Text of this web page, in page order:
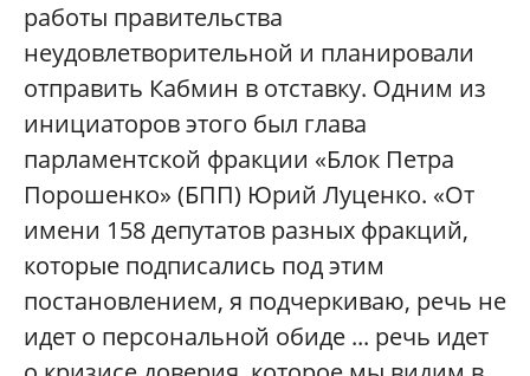
работы правительства
неудовлетворительной и планировали
отправить Кабмин в отставку. Одним из
инициаторов этого был глава
парламентской фракции «Блок Петра
Порошенко» (БПП) Юрий Луценко. «От
имени 158 депутатов разных фракций,
которые подписались под этим
постановлением, я подчеркиваю, речь не
идет о персональной обиде ... речь идет